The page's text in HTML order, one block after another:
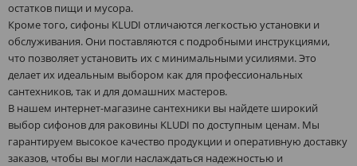
остатков пищи и мусора.
Кроме того, сифоны KLUDI отличаются легкостью установки и
обслуживания. Они поставляются с подробными инструкциями,
что позволяет установить их с минимальными усилиями. Это
делает их идеальным выбором как для профессиональных
сантехников, так и для домашних мастеров.
В нашем интернет-магазине сантехники вы найдете широкий
выбор сифонов для раковины KLUDI по доступным ценам. Мы
гарантируем высокое качество продукции и оперативную доставку
заказов, чтобы вы могли наслаждаться надежностью и